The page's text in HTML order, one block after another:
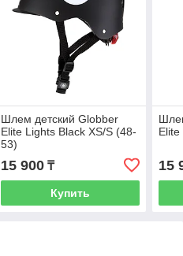
Шлем детский Globber
Elite Lights Black XS/S (48-
53)
15 900₸
Купить
15